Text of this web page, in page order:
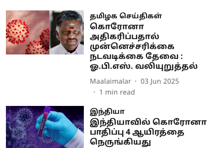
தமிழக செய்திகள்
கொரோனா
அதிகரிப்பதால்
முன்னெச்சரிக்கை
நடவடிக்கை தேவை :
ஓ.பி.எஸ். வலியுறுத்தல்
Maalaimalar
03 Jun 2025
1 min read
இந்தியா
இந்தியாவில் கொரோனா
பாதிப்பு 4 ஆயிரத்தை
நெருங்கியது